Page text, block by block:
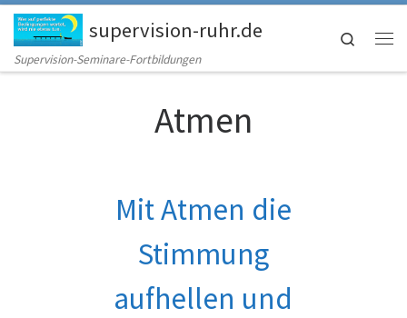
Zum Inhalt springensupervision-ruhr.de
Supervision-Seminare-Fortbildungen
Search
Atmen
Mit Atmen die
Stimmung
aufhellen und